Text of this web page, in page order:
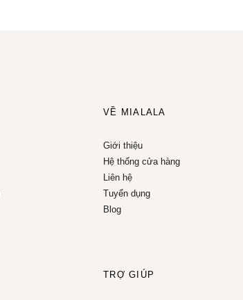
VỀ MIALALA
Giới thiệu
Hệ thống cửa hàng
Liên hệ
Tuyển dụng
Blog
TRỢ GIÚP